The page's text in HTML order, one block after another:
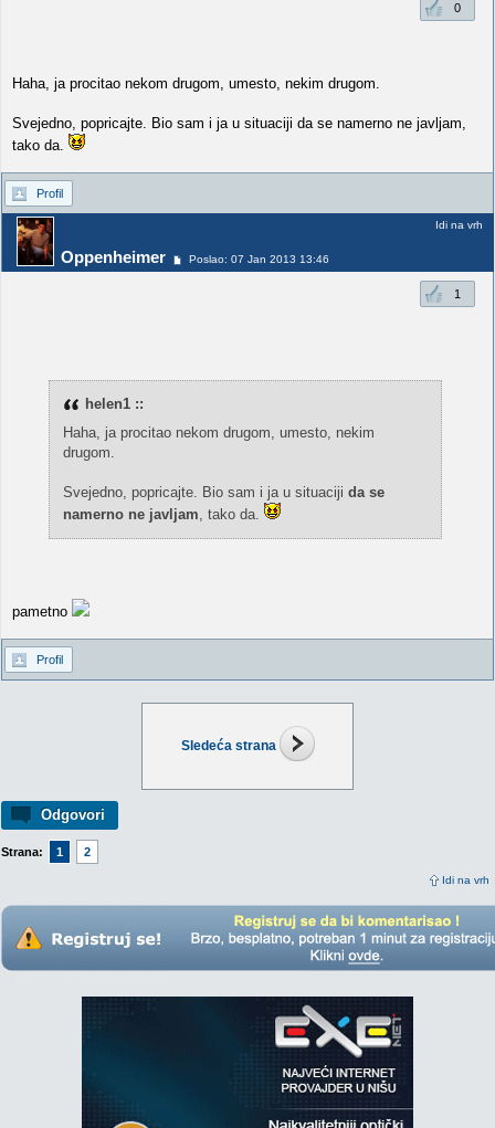
Sledeća strana
Odgovori
Strana: 1 2
Idi na vrh
0
Haha, ja procitao nekom drugom, umesto, nekim drugom.
Svejedno, popricajte. Bio sam i ja u situaciji da se namerno ne javljam,
tako da.
Profil
Oppenheimer Poslao: 07 Jan 2013 13:46
Idi na vrh
1
helen1 ::
Haha, ja procitao nekom drugom, umesto, nekim
drugom.
Svejedno, popricajte. Bio sam i ja u situaciji da se
namerno ne javljam, tako da.
pametno
Profil